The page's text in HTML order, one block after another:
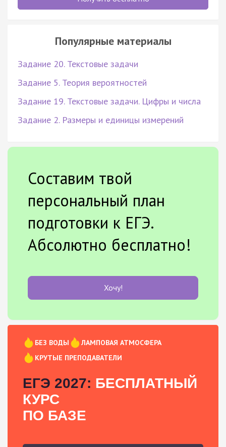
Популярные материалы
Задание 20. Текстовые задачи
Задание 5. Теория вероятностей
Задание 19. Текстовые задачи. Цифры и числа
Задание 2. Размеры и единицы измерений
Составим твой
персональный план
подготовки к ЕГЭ.
Абсолютно бесплатно!
Хочу!
БЕЗ ВОДЫ
ЛАМПОВАЯ АТМОСФЕРА
КРУТЫЕ ПРЕПОДАВАТЕЛИ
ЕГЭ 2027: БЕСПЛАТНЫЙ
КУРС
ПО БАЗЕ